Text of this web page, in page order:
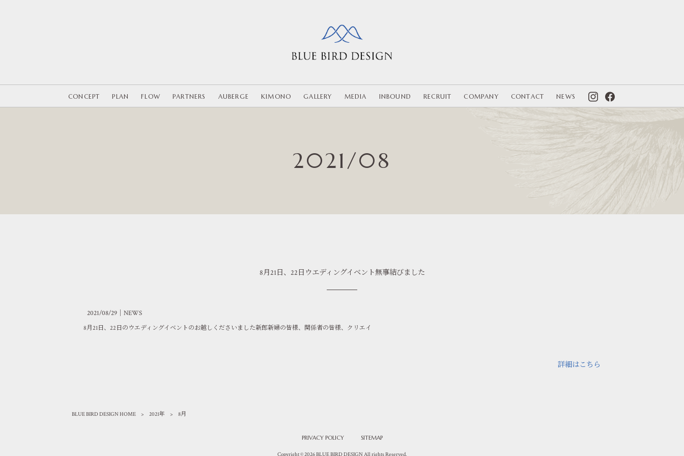
CONCEPT PLAN FLOW PARTNERS AUBERGE KIMONO GALLERY MEDIA INBOUND RECRUIT COMPANY CONTACT NEWS
2021/08
8月21日、22日ウエディングイベント無事結びました
2021/08/29｜NEWS
8月21日、22日のウエディングイベントのお越しくださいました新郎新婦の皆様、関係者の皆様、クリエイ
詳細はこちら
BLUE BIRD DESIGN HOME > 2021年 > 8月
PRIVACY POLICY SITEMAP
Copyright © 2026 BLUE BIRD DESIGN All rights Reserved.